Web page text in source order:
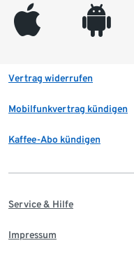
appleinc android
Vertrag widerrufen
Mobilfunkvertrag kündigen
Kaffee-Abo kündigen
Service & Hilfe
Impressum